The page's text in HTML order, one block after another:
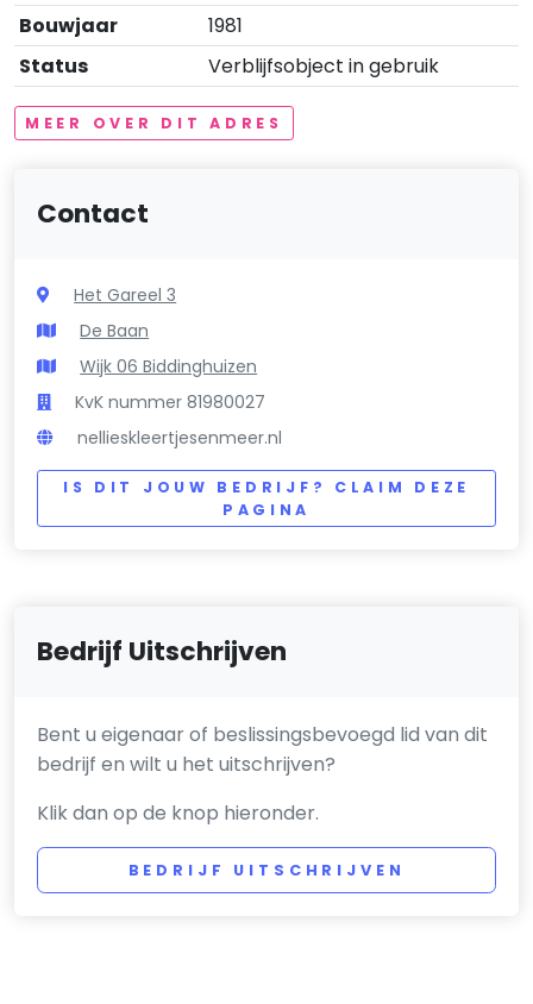
Bouwjaar
1981
Status
Verblijfsobject in gebruik
MEER OVER DIT ADRES
Contact
Het Gareel 3
De Baan
Wijk 06 Biddinghuizen
KvK nummer 81980027
nellieskleertjesenmeer.nl
IS DIT JOUW BEDRIJF? CLAIM DEZE
PAGINA
Bedrijf Uitschrijven
Bent u eigenaar of beslissingsbevoegd lid van dit
bedrijf en wilt u het uitschrijven?
Klik dan op de knop hieronder.
BEDRIJF UITSCHRIJVEN